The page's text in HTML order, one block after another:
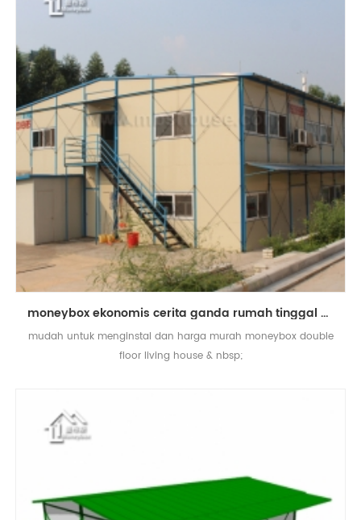
moneybox ekonomis cerita ganda rumah tinggal modern rumah prefab
mudah untuk menginstal dan harga murah moneybox double
floor living house & nbsp;